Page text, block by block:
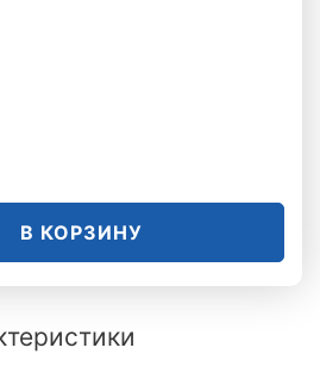
В КОРЗИНУ